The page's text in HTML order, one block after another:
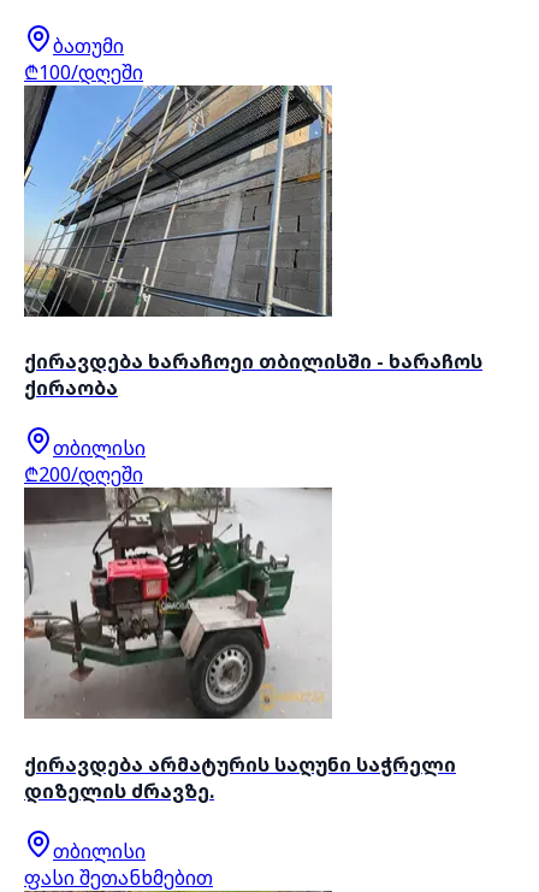
ბათუმი
₾100/დღეში
ქირავდება ხარაჩოეი თბილისში - ხარაჩოს
ქირაობა
თბილისი
₾200/დღეში
ქირავდება არმატურის საღუნი საჭრელი
დიზელის ძრავზე.
თბილისი
ფასი შეთანხმებით